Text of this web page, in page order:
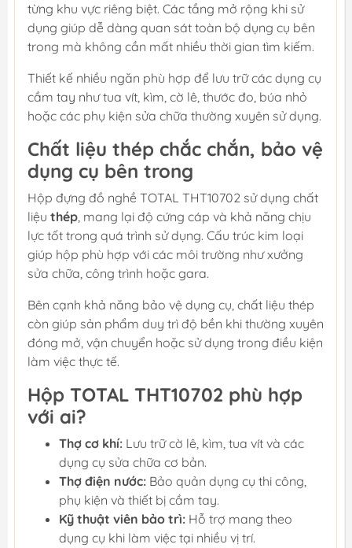
từng khu vực riêng biệt. Các tầng mở rộng khi sử
dụng giúp dễ dàng quan sát toàn bộ dụng cụ bên
trong mà không cần mất nhiều thời gian tìm kiếm.
Thiết kế nhiều ngăn phù hợp để lưu trữ các dụng cụ
cầm tay như tua vít, kìm, cờ lê, thước đo, búa nhỏ
hoặc các phụ kiện sửa chữa thường xuyên sử dụng.
Chất liệu thép chắc chắn, bảo vệ
dụng cụ bên trong
Hộp đựng đồ nghề TOTAL THT10702 sử dụng chất
liệu thép, mang lại độ cứng cáp và khả năng chịu
lực tốt trong quá trình sử dụng. Cấu trúc kim loại
giúp hộp phù hợp với các môi trường như xưởng
sửa chữa, công trình hoặc gara.
Bên cạnh khả năng bảo vệ dụng cụ, chất liệu thép
còn giúp sản phẩm duy trì độ bền khi thường xuyên
đóng mở, vận chuyển hoặc sử dụng trong điều kiện
làm việc thực tế.
Hộp TOTAL THT10702 phù hợp
với ai?
Thợ cơ khí: Lưu trữ cờ lê, kìm, tua vít và các
dụng cụ sửa chữa cơ bản.
Thợ điện nước: Bảo quản dụng cụ thi công,
phụ kiện và thiết bị cầm tay.
Kỹ thuật viên bảo trì: Hỗ trợ mang theo
dụng cụ khi làm việc tại nhiều vị trí.